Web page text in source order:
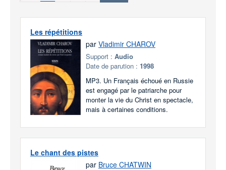
Les répétitions
par Vladimir CHAROV
Support : Audio
Date de parution : 1998
MP3. Un Français échoué en Russie
est engagé par le patriarche pour
monter la vie du Christ en spectacle,
mais à certaines conditions.
Le chant des pistes
par Bruce CHATWIN